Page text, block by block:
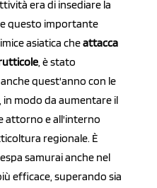
era di insediare la
questo importante
asiatica cheattacca
, è stato
quest'anno con le
modo da aumentare il
attorno e all'interno
regionale. È
samurai anche nel
efficace, superando sia